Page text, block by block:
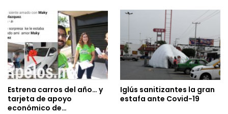
Estrena carros del año… y
tarjeta de apoyo
económico de…
Iglús sanitizantes la gran
estafa ante Covid-19